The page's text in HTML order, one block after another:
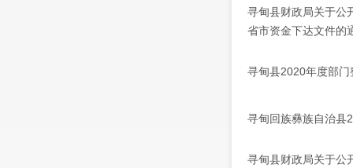
寻甸县财政局关于公
省市资金下达文件的
寻甸县2020年度部
寻甸回族彝族自治县
寻甸县财政局关于公